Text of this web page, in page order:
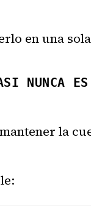
en una
NUNCA
la